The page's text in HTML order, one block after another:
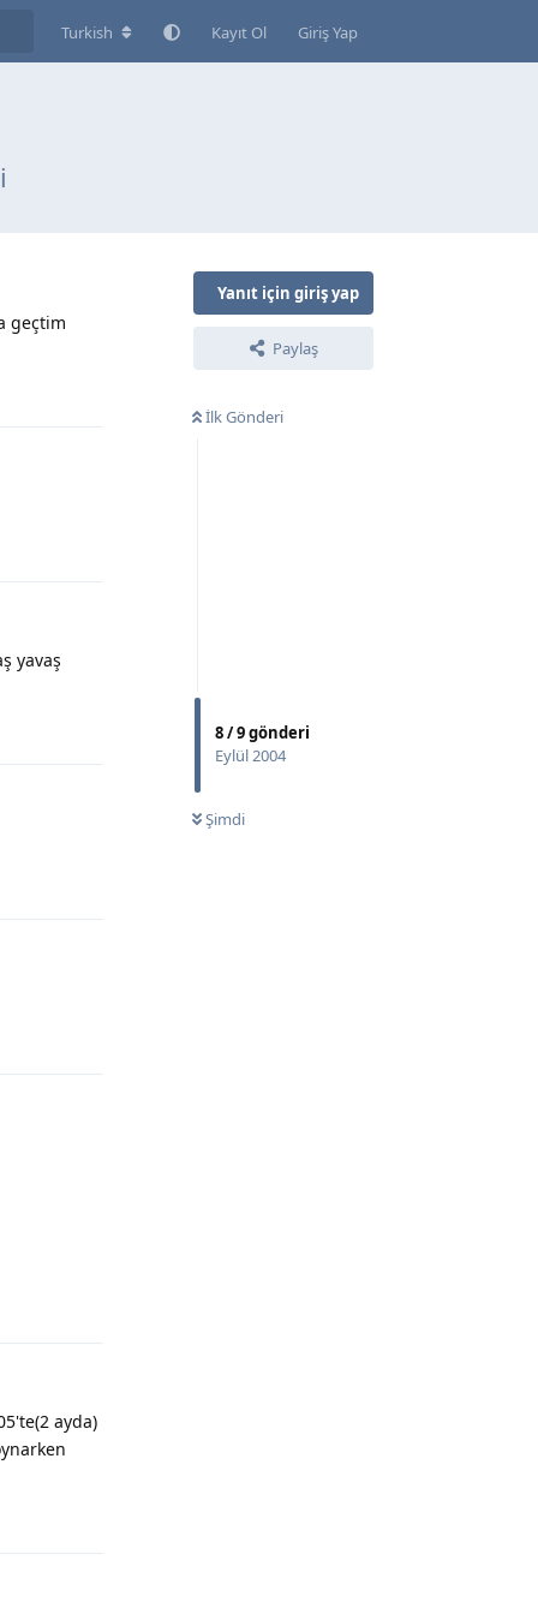
Turkish Kayıt Ol Giriş Yap
Yanıt için giriş yap
Paylaş
İlk Gönderi
8/9gönderi
Eylül 2004
Şimdi
geçtim
yavaş
ayda)